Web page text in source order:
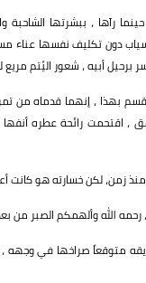
رآها ، ببشرتها الشاحبة
دون تكليف نفسها
برحيل أبيه ، شعور اليُتم
بهذا ، إنهما قدماه من
اقتحمت رائحة عطره
زمن، لكن خسارته هو كانت
، رحمه الله وألهمكم الصبر من
متوقعاً صراخها في